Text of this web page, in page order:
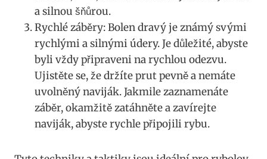
a‍ silnou šňůrou.
Rychlé ⁢záběry: Bolen dravý je známý⁤ svými
rychlými a⁣ silnými údery. Je důležité, abyste
byli ⁢vždy připraveni na rychlou odezvu.
Ujistěte se, že držíte prut pevně a nemáte
uvolněný naviják.⁢ Jakmile zaznamenáte
záběr, okamžitě zatáhněte ⁣a zavírejte‌
naviják, abyste rychle ‌připojili rybu.